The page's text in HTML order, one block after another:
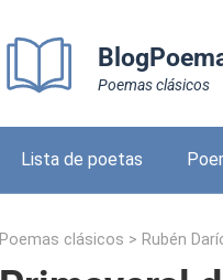
Poemas clásicos
Lista de poetas
Poemas clásicos > Rubén